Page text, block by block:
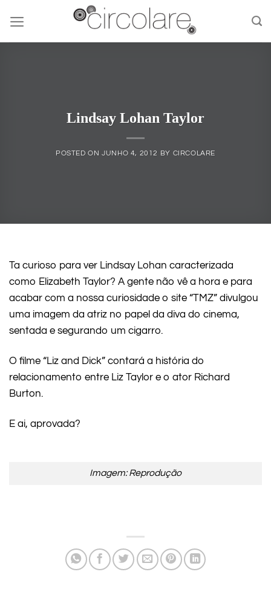
content
Lindsay Lohan Taylor
POSTED ONJUNHO 4, 2012 BY CIRCOLARE
Ta curioso para ver Lindsay Lohan caracterizada
como Elizabeth Taylor? A gente não vê a hora e para
acabar com a nossa curiosidade o site “TMZ” divulgou
uma imagem da atriz no papel da diva do cinema,
sentada e segurando um cigarro.
O filme “Liz and Dick” contará a história do
relacionamento entre Liz Taylor e o ator Richard
Burton.
E ai, aprovada?
Imagem: Reprodução